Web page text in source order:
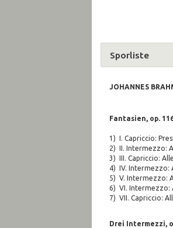
Sporliste
JOHANNES
Fantasien, op.
1) I. Capriccio:
2) II. Intermezzo:
3) III. Capriccio:
4) IV. Intermezzo:
5) V. Intermezzo:
6) VI. Intermezzo:
7) VII. Capriccio:
Drei Intermezzi,